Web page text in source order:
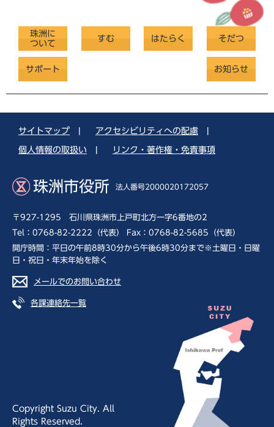
珠洲に
ついて
すむ はたらく そだつ
サポート お知らせ
サイトマップ アクセシビリティへの配慮
個人情報の取扱い リンク・著作権・免責事項
珠洲市役所 法人番号2000020172057
〒927-1295 石川県珠洲市上戸町北方一字6番地の2
Tel：0768-82-2222（代表） Fax：0768-82-5685（代表）
開庁時間：平日の午前8時30分から午後6時30分まで※土曜日・日曜
日・祝日・年末年始を除く
メールでのお問い合わせ
各課連絡先一覧
Copyright Suzu City. All
Rights Reserved.